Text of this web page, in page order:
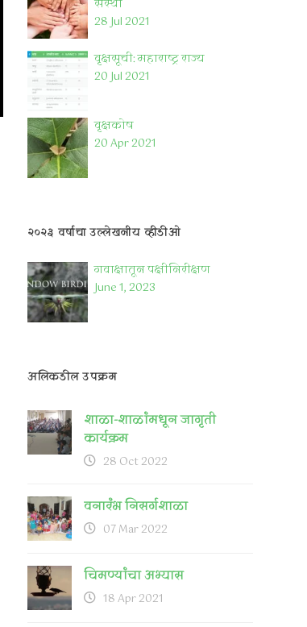
संस्था
28 Jul 2021
वृक्षसूची: महाराष्ट्र राज्य
20 Jul 2021
वृक्षकोष
20 Apr 2021
२०२३ वर्षाचा उल्लेखनीय व्हीडीओ
गवाक्षातून पक्षीनिरीक्षण
June 1, 2023
अलिकडील उपक्रम
शाळा-शाळांमधून जागृती
कार्यक्रम
28 Oct 2022
वनारंभ निसर्गशाळा
07 Mar 2022
चिमण्यांचा अभ्यास
18 Apr 2021